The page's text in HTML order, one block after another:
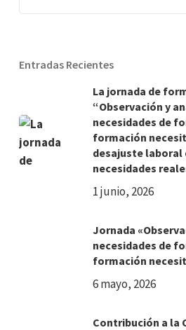
Entradas Recientes
La jornada de
“Observación y
necesidades de
formación
desajuste
necesidades
1 junio, 2026
Jornada
necesidades de
formación
6 mayo, 2026
Contribución a la